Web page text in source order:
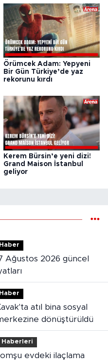
Örümcek Adam: Yepyeni
Bir Gün Türkiye’de yaz
rekorunu kırdı
Kerem Bürsin’e yeni dizi!
Grand Maison İstanbul
geliyor
dönüştürüldü
Haberleri